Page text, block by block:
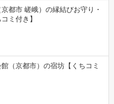
都市 嵯峨）の縁結びお守り・
ミ付き】
（京都市）の宿坊【くちコミ